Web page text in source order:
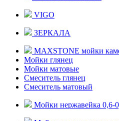
VIGO
ЗЕРКАЛА
MAXSTONE мойки
Мойки глянец
Мойки матовые
Смеситель глянец
Смеситель матовый
Мойки нержавейка 0,6-